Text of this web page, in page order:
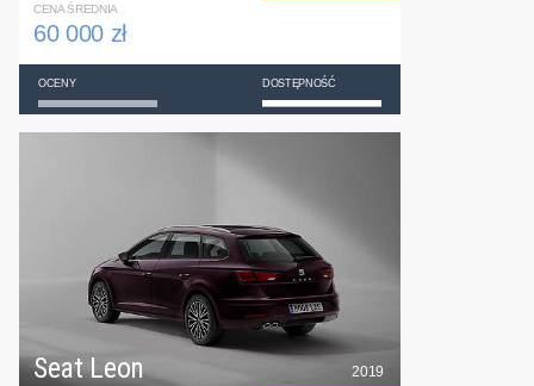
CENA ŚREDNIA
60 000 zł
OCENY DOSTĘPNOŚĆ
Seat Leon 2019